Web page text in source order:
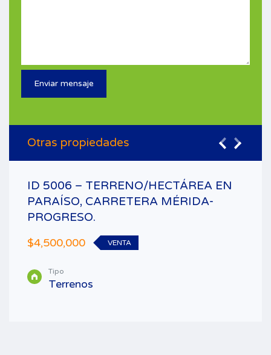
Otras propiedades
ID 5006 – TERRENO/HECTÁREA EN
PARAÍSO, CARRETERA MÉRIDA-
PROGRESO.
$4,500,000
VENTA
Tipo
Terrenos